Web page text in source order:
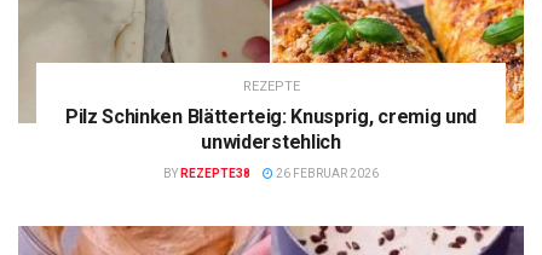
REZEPTE
Pilz Schinken Blätterteig: Knusprig, cremig und
unwiderstehlich
BY REZEPTE38 26 FEBRUAR 2026